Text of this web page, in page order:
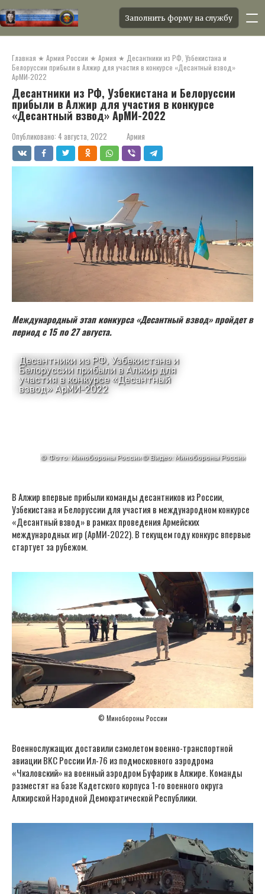
контенту
Заполнить форму на службу
Главная ★ Армия России ★ Армия ★ Десантники из РФ, Узбекистана и
Белоруссии прибыли в Алжир для участия в конкурсе «Десантный взвод»
АрМИ-2022
Десантники из РФ, Узбекистана и Белоруссии
прибыли в Алжир для участия в конкурсе
«Десантный взвод» АрМИ-2022
Опубликовано: 4 августа, 2022 Армия
Международный этап конкурса «Десантный взвод» пройдет в
период с 15 по 27 августа.
В Алжир впервые прибыли команды десантников из России,
Узбекистана и Белоруссии для участия в международном конкурсе
«Десантный взвод» в рамках проведения Армейских
международных игр (АрМИ-2022). В текущем году конкурс впервые
стартует за рубежом.
© Минобороны России
Военнослужащих доставили самолетом военно-транспортной
авиации ВКС России Ил-76 из подмосковного аэродрома
«Чкаловский» на военный аэродром Буфарик в Алжире. Команды
разместят на базе Кадетского корпуса 1-го военного округа
Алжирской Народной Демократической Республики.